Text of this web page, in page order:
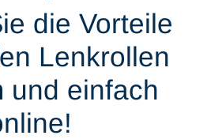
die Vorteile
Lenkrollen
und einfach